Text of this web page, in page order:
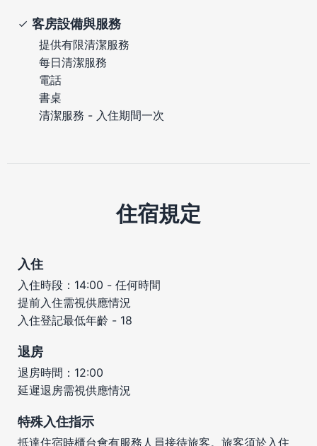
客房設備與服務
提供有限清潔服務
每日清潔服務
電話
書桌
清潔服務 - 入住期間一次
住宿規定
入住
入住時段：14:00 - 任何時間
提前入住需視供應情況
入住登記最低年齡 - 18
退房
退房時間：12:00
延遲退房需視供應情況
特殊入住指示
抵達住宿時櫃台會有服務人員接待旅客。旅客須於入住